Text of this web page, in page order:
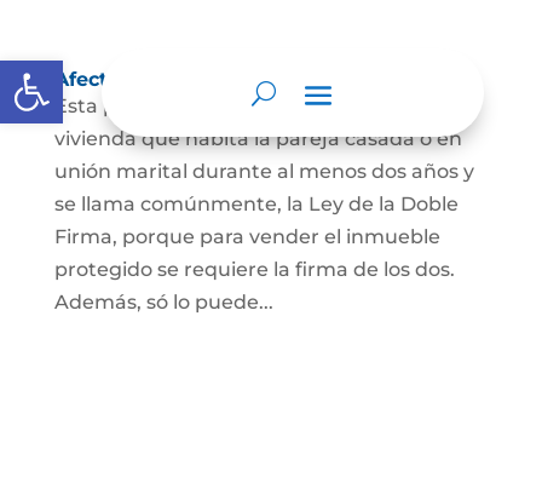
Abrir barra de herramientas
Afectación a Vivienda familiar
Esta protección la ordena la ley sobre la
vivienda que habita la pareja casada o en
unión marital durante al menos dos años y
se llama comúnmente, la Ley de la Doble
Firma, porque para vender el inmueble
protegido se requiere la firma de los dos.
Además, só lo puede...